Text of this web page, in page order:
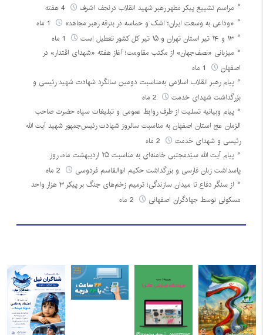
مراسم تشییع پیکر مطهر رهبر شهید انقلاب درنجف اشرف
«وداعی به وسعت ایران؛ اشک و حماسه در بدرقه رهبر مجاهد»
۱۳ و ۱۴ تیر استان تهران و ۱۵ تیر کل کشور تعطیل است
میزبانی «نصف‌جهان» از مکتب مقاومت؛ آغاز هفته «شهدای اقتدار» در
اصفهان
پیام رهبر انقلاب اسلامی به‌مناسبت دومین سالگرد شهادت شهید رئیسی و
بزرگداشت شهدای خدمت
پیام وبیانیه تسلیت از طرف روابط عمومی و تبلیغات سپاه حضرت صاحب
الزمان عج استان اصفهان به مناسبت سالروز شهادت رئیس‌جمهور شهید آیت الله
رئیسی و شهدای خدمت
پیام آیت الله سیّدمجتبی خامنه‌ای به مناسبت ۲۵ اردیبهشت ماه، روز
پاسداشت زبان فارسی و بزرگداشت حکیم ابوالقاسم فردوسی
از سنگر دفاع تا میدان سازندگی؛ ترمیم زخم‌های جنگ بر پیکر ۳ هزار واحد
مسکونی توسط جهادگران اصفهانی